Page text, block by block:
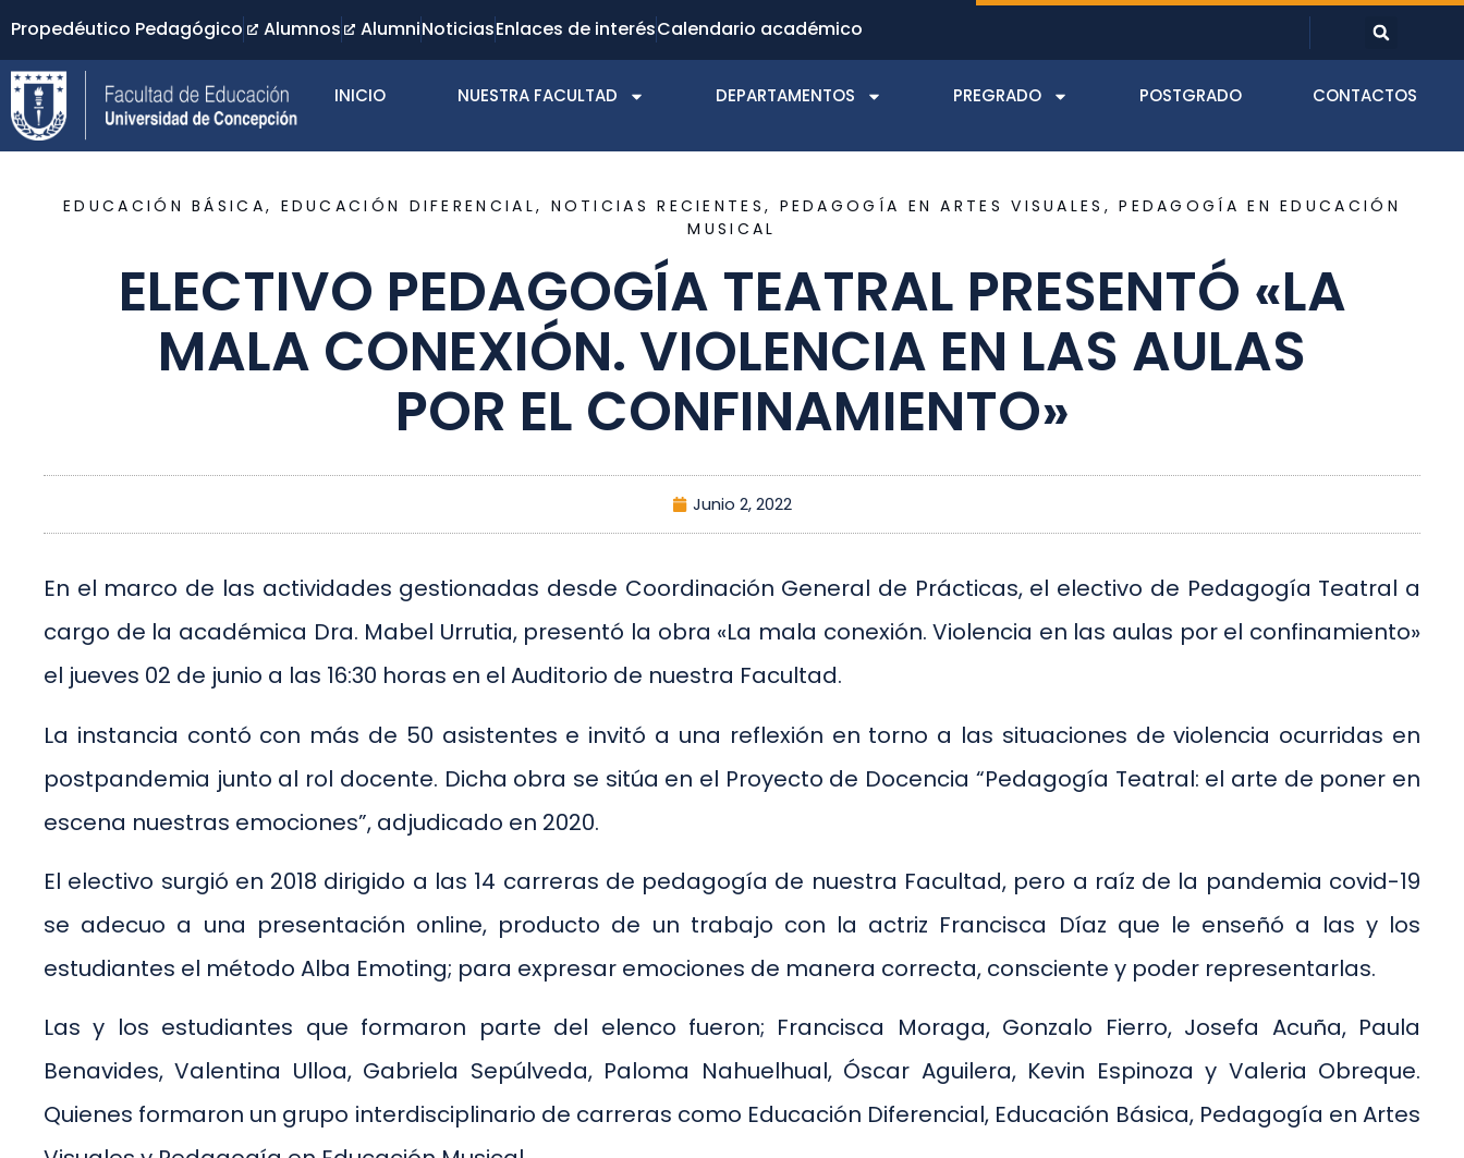
Propedéutico Pedagógico Alumnos AlumniNoticiasEnlaces de interésCalendario académico
INICIO NUESTRA FACULTAD DEPARTAMENTOS PREGRADO POSTGRADO CONTACTOS
EDUCACIÓN BÁSICA, EDUCACIÓN DIFERENCIAL, NOTICIAS RECIENTES , PEDAGOGÍA EN ARTES VISUALES ,PEDAGOGÍA EN EDUCACIÓN
MUSICAL
ELECTIVO PEDAGOGÍA TEATRAL PRESENTÓ «LA
MALA CONEXIÓN. VIOLENCIA EN LAS AULAS
POR EL CONFINAMIENTO»
Junio 2, 2022
En el marco de las actividades gestionadas desde Coordinación General de Prácticas, el electivo de Pedagogía Teatral a
cargo de la académica Dra. Mabel Urrutia, presentó la obra «La mala conexión. Violencia en las aulas por el confinamiento»
el jueves 02 de junio a las 16:30 horas en el Auditorio de nuestra Facultad.
La instancia contó con más de 50 asistentes e invitó a una reflexión en torno a las situaciones de violencia ocurridas en
postpandemia junto al rol docente. Dicha obra se sitúa en el Proyecto de Docencia “Pedagogía Teatral: el arte de poner en
escena nuestras emociones”, adjudicado en 2020.
El electivo surgió en 2018 dirigido a las 14 carreras de pedagogía de nuestra Facultad, pero a raíz de la pandemia covid-19
se adecuo a una presentación online, producto de un trabajo con la actriz Francisca Díaz que le enseñó a las y los
estudiantes el método Alba Emoting; para expresar emociones de manera correcta, consciente y poder representarlas.
Las y los estudiantes que formaron parte del elenco fueron; Francisca Moraga, Gonzalo Fierro, Josefa Acuña, Paula
Benavides, Valentina Ulloa, Gabriela Sepúlveda, Paloma Nahuelhual, Óscar Aguilera, Kevin Espinoza y Valeria Obreque.
Quienes formaron un grupo interdisciplinario de carreras como Educación Diferencial, Educación Básica, Pedagogía en Artes